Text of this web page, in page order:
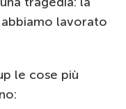
lavorato
le cose più